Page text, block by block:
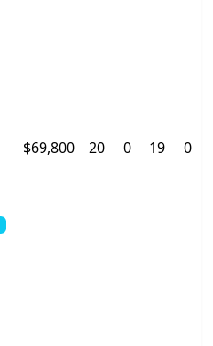
$69,800 20 0 19 0